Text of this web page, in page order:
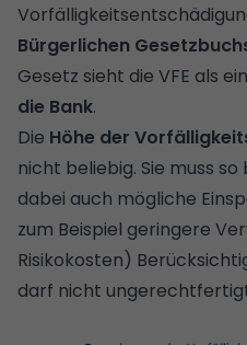
Bürgerlichen
Gesetz sieht die VFE als
die Bank.
Die Höhe der
nicht beliebig. Sie muss
dabei auch mögliche
zum Beispiel geringere
Risikokosten)
darf nicht